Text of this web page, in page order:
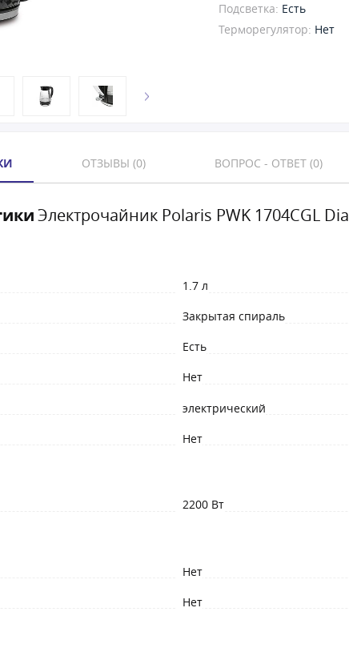
Подсветка: Есть
Терморегулятор: Нет
ОТЗЫВЫ (0) ВОПРОС - ОТВЕТ (0)
Электрочайник Polaris PWK 1704CGL
1.7 л
Закрытая спираль
Есть
Нет
электрический
Нет
2200 Вт
Нет
Нет